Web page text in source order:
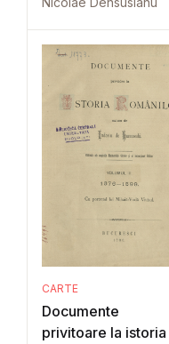
CARTE
Documente
privitoare la istoria